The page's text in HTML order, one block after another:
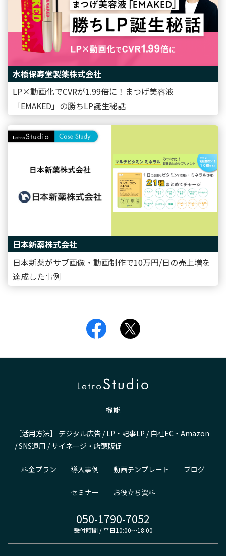
水橋保寿堂製薬株式会社
LP×動画化でCVRが1.99倍に！まつげ美容液
「EMAKED」の勝ちLP誕生秘話
日本新薬株式会社
日本新薬がサブ画像・動画制作で10万円/日の売上増を
達成した事例
機能
［活用方法］ デジタル広告 /LP・記事LP / 自社EC・Amazon
/SNS運用 /サイネージ・店頭販促
料金プラン 導入事例 動画テンプレート ブログ
セミナー お役立ち資料
050-1790-7052
受付時間 / 平日10:00～18:00